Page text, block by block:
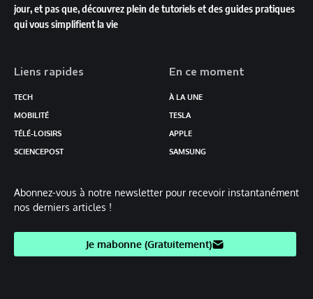
jour, et pas que, découvrez plein de tutoriels et des guides pratiques
qui vous simplifient la vie
Liens rapides
TECH
MOBILITÉ
TÉLÉ-LOISIRS
SCIENCEPOST
En ce moment
À LA UNE
TESLA
APPLE
SAMSUNG
Abonnez-vous à notre newsletter pour recevoir instantanément
nos derniers articles !
Je mabonne (Gratuitement)